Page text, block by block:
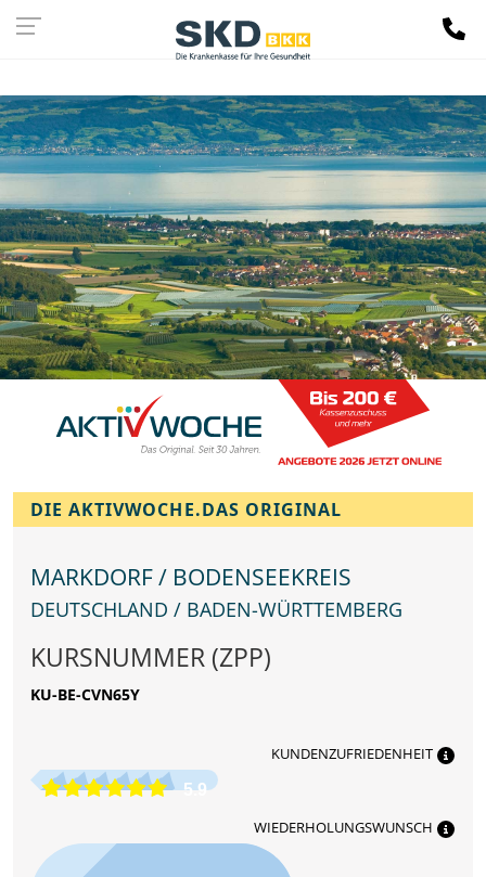
DIE AKTIVWOCHE.DAS ORIGINAL
MARKDORF / BODENSEEKREIS
DEUTSCHLAND / BADEN-WÜRTTEMBERG
KURSNUMMER (ZPP)
KU-BE-CVN65Y
KUNDENZUFRIEDENHEIT
5.9
WIEDERHOLUNGSWUNSCH